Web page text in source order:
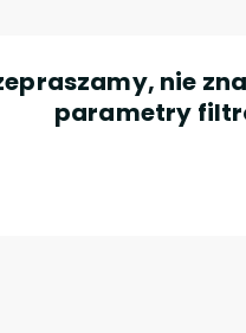
nie
parametry